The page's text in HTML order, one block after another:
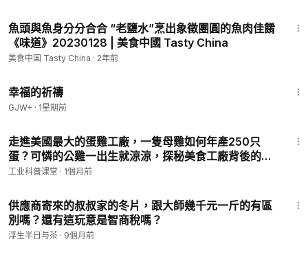
魚頭與魚身分分合合 “老鹽水”烹出象徵團圓的魚肉佳餚
《味道》20230128 | 美食中國 Tasty China
美食中国 Tasty China · 2年前
幸福的祈禱
GJW+ · 1星期前
走進美國最大的蛋雞工廠，一隻母雞如何年產250只
蛋？可憐的公雞一出生就涼涼，探秘美食工廠背後的秘
密
工业科普课堂 · 1個月前
供應商寄來的叔叔家的冬片，跟大師幾千元一斤的有區
別嗎？還有這玩意是智商稅嗎？
浮生半日与茶 · 9個月前